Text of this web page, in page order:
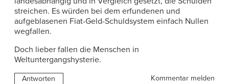
streichen. Es würden bei dem erfundenen und
aufgeblasenen Fiat-Geld-Schuldsystem einfach Nullen
wegfallen.
Doch lieber fallen die Menschen in
Weltuntergangshysterie.
Antworten
Kommentar melden